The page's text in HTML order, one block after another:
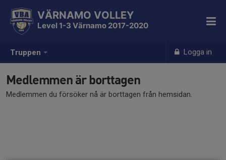
Truppen Logga in
VÄRNAMO VOLLEY
Level 1-3 Värnamo 2017-2020
Medlemmen är borttagen
Medlemmen du försöker nå är borttagen från hemsidan.